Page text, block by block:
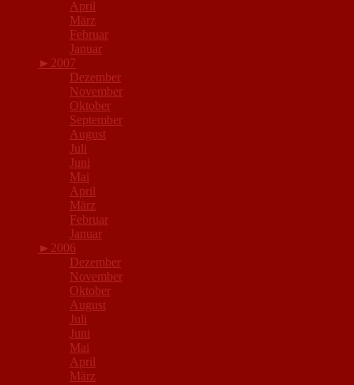
April
März
Februar
Januar
► 2007
Dezember
November
Oktober
September
August
Juli
Juni
Mai
April
März
Februar
Januar
► 2006
Dezember
November
Oktober
August
Juli
Juni
Mai
April
März